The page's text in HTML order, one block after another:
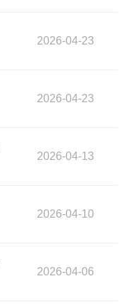
2026-04-23
2026-04-23
2026-04-13
2026-04-10
2026-04-06